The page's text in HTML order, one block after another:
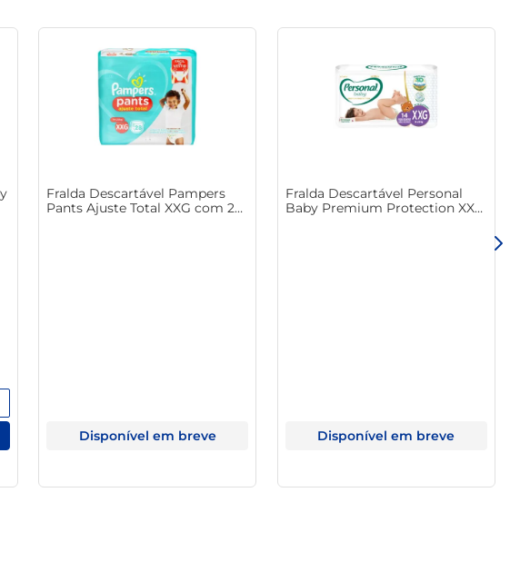
Fralda Descartável Pampers
Pants Ajuste Total XXG com 28
Disponível em breve
Fralda Descartável Personal
Baby Premium Protection XXG
Disponível em breve